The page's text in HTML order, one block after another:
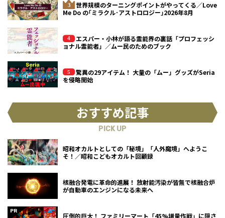
世界規模のターニングポイントがやってくる／Love
Me Do の｢ミラクル･アストロロジー｣2026年8月
エスパー・小林が語る霊能界の裏話「プロフェッシ
ョナル霊能者」／ムー民のためのブック
驚異の29アイテム！ 大量の「ムー」グッズがSeria
を侵略開始
おすすめ記事
PICK UP
昭和オカルトとしての「秘境」「人外魔境」へようこ
そ！／昭和こどもオカルト回顧録
核融合発電に革命的進展！ 放射能汚染が皆無で核融合炉
が自動車のエンジンになる未来へ
圧倒的巨大！ ファミリーマート「45%増量作戦」に隠さ